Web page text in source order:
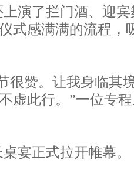
演了拦门酒、迎
式感满满的流程，
很赞。让我身临其
虚此行。”一位专
宴正式拉开帷幕。